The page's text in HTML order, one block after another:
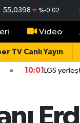
55,0398 %-0.02
Video
TV Canlı Yayın
10:01LGS